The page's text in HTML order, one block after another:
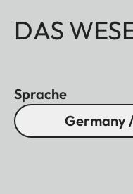
DAS
Sprache
Germany